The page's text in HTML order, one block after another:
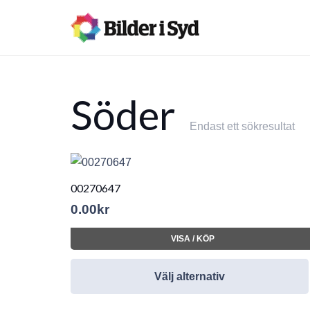
Söder Endast ett sökresultat
00270647
0.00 kr
VISA / KÖP
Välj alternativ